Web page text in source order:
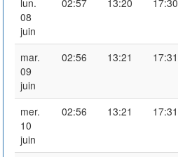
08
juin
mar.
09
juin
02:56 13:21 17:31
mer.
10
juin
02:56 13:21 17:31